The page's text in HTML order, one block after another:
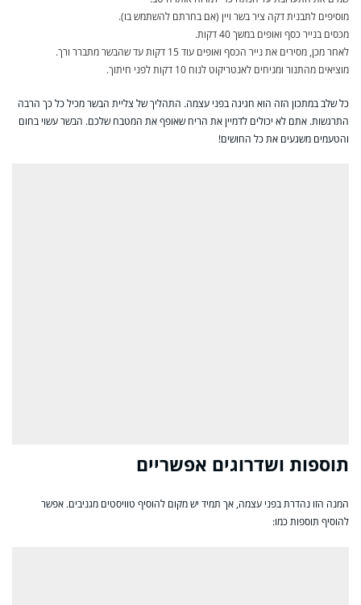
מוסיפים לתבנית דקה ציר בשר ויין (אם בחרתם להשתמש בו).
מכסים בנייר כסף ואופים במשך 40 דקות.
לאחר מכן, מסירים את נייר הכסף ואופים עוד 15 דקות עד שהבשר מתברר ורך.
מוציאים מהתנור ומניחים לאנטריקוט לנוח 10 דקות לפני חיתוך.
כל שלב במתכון הזה הוא חגיגה בפני עצמה. התהליך של צליית הבשר מכיל כל כך הרבה
התרגשות. אתם לא יכולים לדמיין את הריח שאופף את המטבח שלכם. הבשר עשוי בחום
והטעמים משגעים את כל החושים!
תוספות ושדרוגים אפשריים
המנה הזו נהדרת בפני עצמה, אך תמיד יש מקום להוסיף טוויסטים מגניבים. אפשר
להוסיף תוספות כמו: